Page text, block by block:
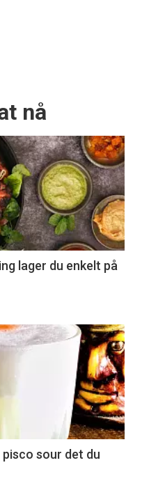
nå
lager du enkelt på
pisco sour det du